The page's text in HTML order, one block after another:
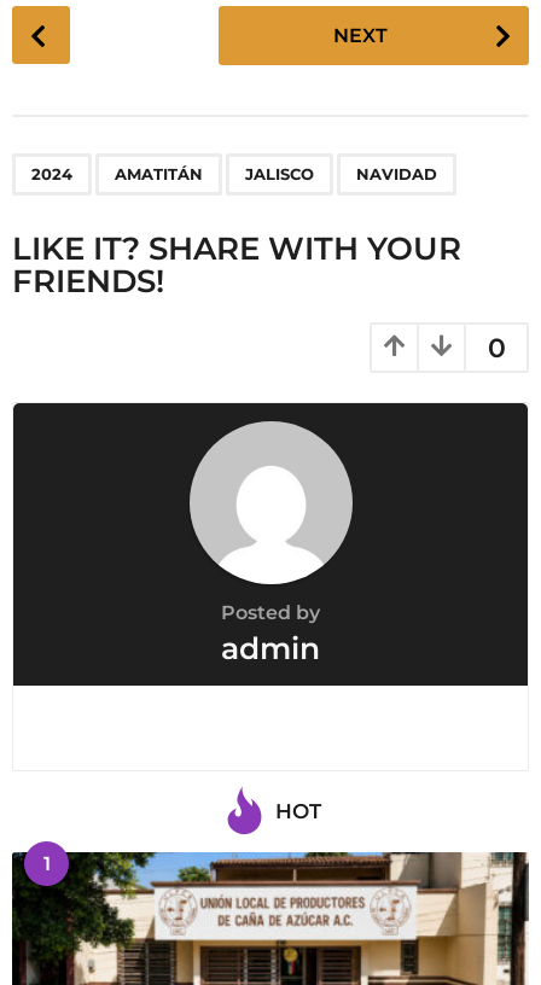
P
o
i
n
o
NEXT
2024 AMATITÁN JALISCO NAVIDAD
LIKE IT? SHARE WITH YOUR
FRIENDS!
0
Posted by
admin
HOT
1